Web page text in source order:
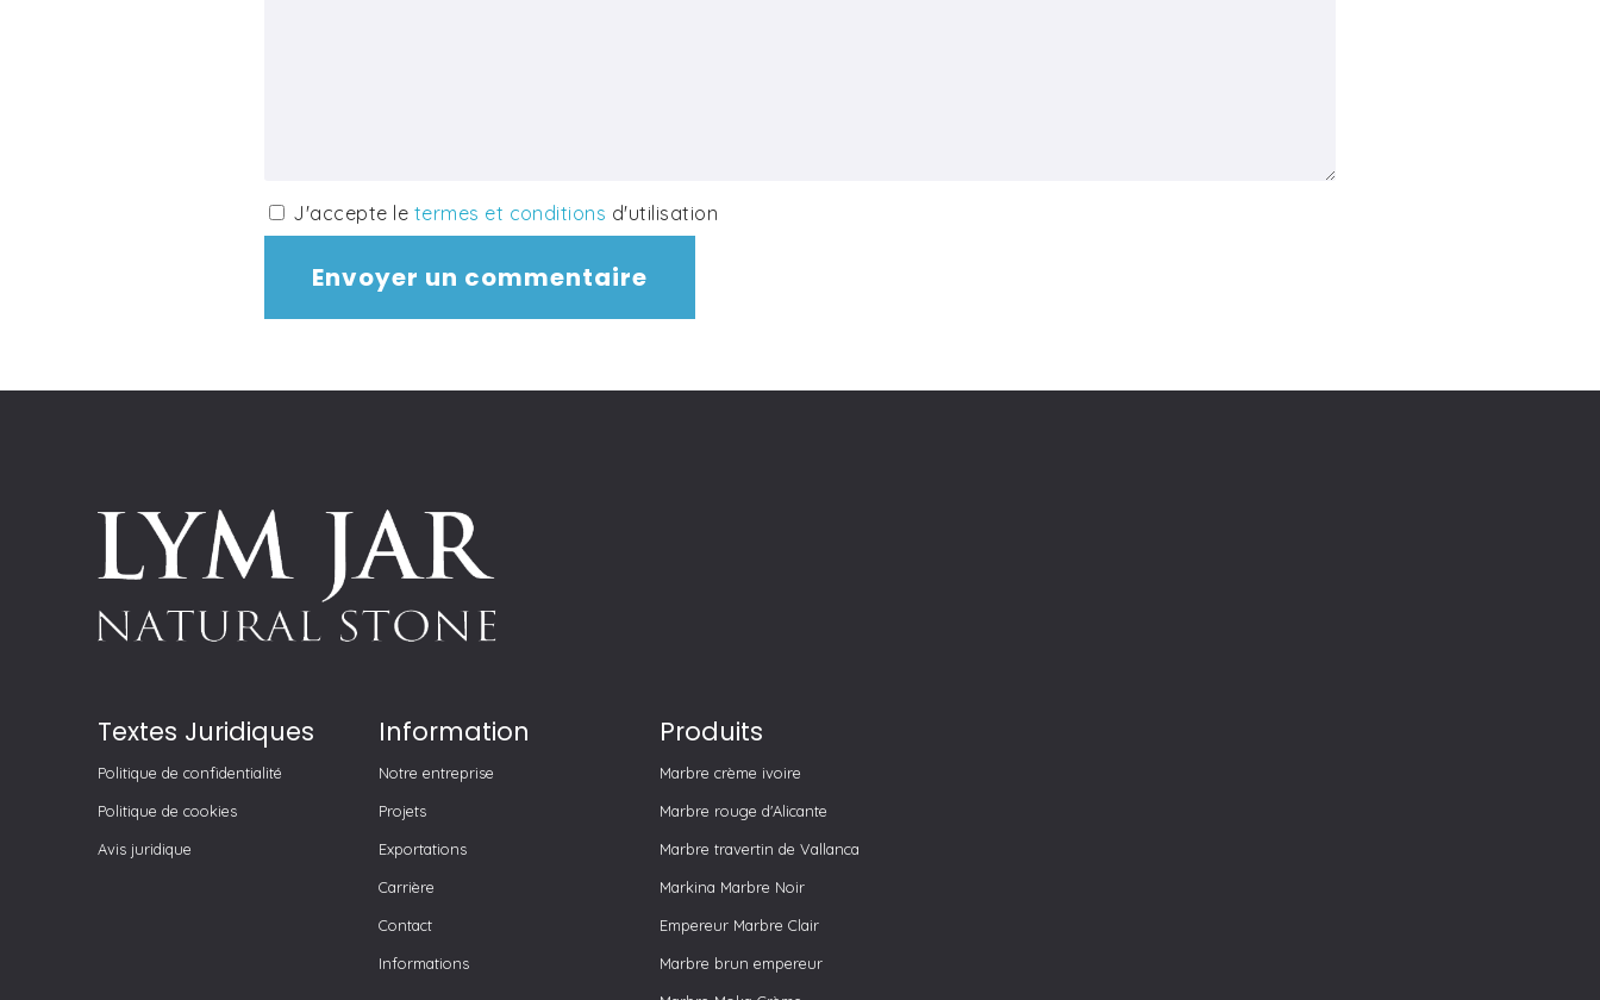
J'accepte le termes et conditions d'utilisation
Textes Juridiques
Politique de confidentialité
Politique de cookies
Avis juridique
Information
Notre entreprise
Projets
Exportations
Carrière
Contact
Informations
Produits
Marbre crème ivoire
Marbre rouge d'Alicante
Marbre travertin de Vallanca
Markina Marbre Noir
Empereur Marbre Clair
Marbre brun empereur